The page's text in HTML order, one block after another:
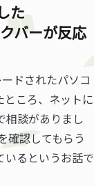
た
バーが反応
ドされたパソコ
ころ、ネットに
相談がありまし
確認してもらう
いるというお話で